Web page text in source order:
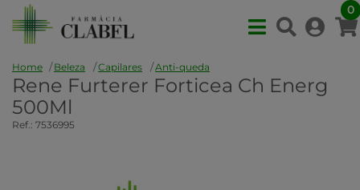
0
Home Beleza Capilares Anti-queda
Rene Furterer Forticea Ch Energ
500Ml
Ref.: 7536995